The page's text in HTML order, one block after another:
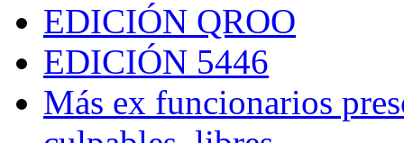
EDICIÓN QROO
EDICIÓN 5446
Más ex funcionarios